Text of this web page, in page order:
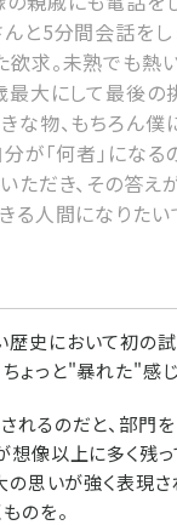
と5分間会話をし
求。未熟でも熱
大にして最後の
な物、もちろん
が「何者」にな
ただき、その答
る人間になりた
史において初の試
ょっと"暴れた"感
れるのだと、部門
像以上に多く残
思いが強く表現さ
のを。